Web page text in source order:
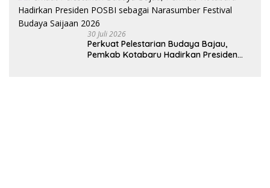
30 Juli 2026
Perkuat Pelestarian Budaya Bajau,
Pemkab Kotabaru Hadirkan Presiden